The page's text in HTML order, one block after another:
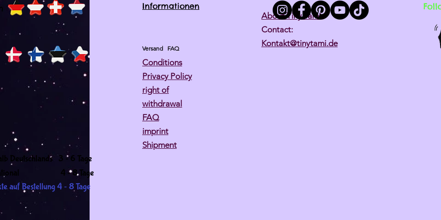
Deutschlands 3 -6 Tage
4 -8 Tage
Informationen
Versand FAQ
Conditions
Privacy Policy
right of
withdrawal
FAQ
imprint
Shipment
auf Bestellung 4 - 8 Tage
About Tiny Tami
Contact:
Kontakt@tinytami.de